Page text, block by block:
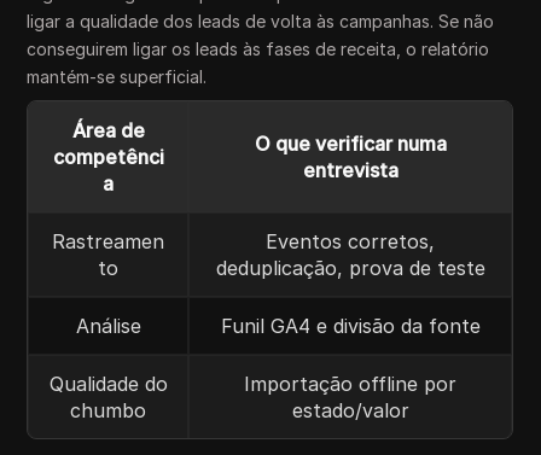
ligar a qualidade dos leads de volta às campanhas. Se não
conseguirem ligar os leads às fases de receita, o relatório
mantém-se superficial.
Área de
competênci
a
O que verificar numa
entrevista
Rastreamen
to
Eventos corretos,
deduplicação, prova de teste
Análise Funil GA4 e divisão da fonte
Qualidade do
chumbo
Importação offline por
estado/valor